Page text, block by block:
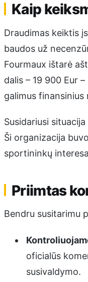
Kaip
Draudimas keiktis
baudos už
Fourmaux ištarė
dalis – 19 900 Eur
galimus
Susidariusi
Ši organizacija
sportininkų
Priimtas
Bendru susitarimu
oficialūs
susivaldymo.